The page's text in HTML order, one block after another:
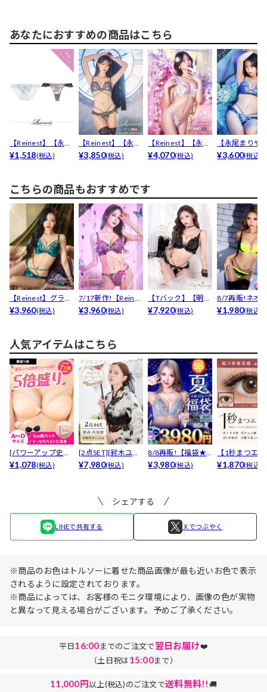
あなたにおすすめの商品はこちら
【Reinest】【永尾
まりや着用】シ...
¥1,518(税込)
【Reinest】【永尾
まりや着用】マ...
¥3,850(税込)
【Reinest】【永尾
まりや着用】グ...
¥4,070(税込)
【永尾まりや
用】【Reinest
¥3,600(税込)
こちらの商品もおすすめです
【Reinest】グラマ
ラスサテンコー...
¥3,960(税込)
7/17新作!【Reines
t】ミステ...
¥3,960(税込)
【Tバック】【明日
花キララプロデュ
¥7,920(税込)
8/7再販!ネオ
ラックレース
¥1,980(税込)
人気アイテムはこちら
[パワーアップ史上
最強5倍盛りアップ
¥1,078(税込)
[2点SET][鈴木ユリ
ア(baby)...
¥7,980(税込)
8/8再販!【福袋★
ブラセット3点
¥3,980(税込)
【1秒まつエ
リュームタイ
¥1,870(税込)
シェアする
LINEで共有する Ｘでつぶやく
※商品のお色はトルソーに着せた商品画像が最も近いお色で表示
されるように設定されております。
※商品によっては、お客様のモニタ環境により、画像の色が実物
と異なって見える場合がございます。予めご了承ください。
平日16:00までのご注文で翌日お届け❤️
（土日祝は15:00まで）
11,000円以上(税込)のご注文で送料無料!!🚚